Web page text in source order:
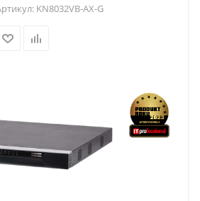
KN8032VB-AX-G